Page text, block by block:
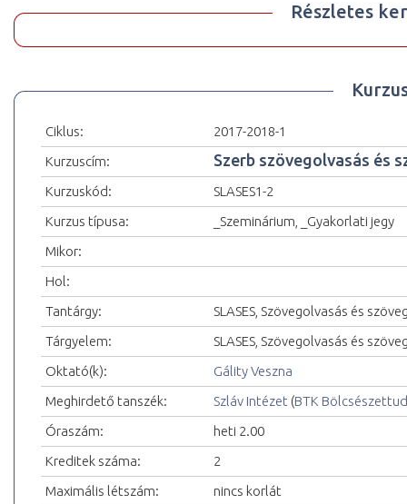
Részletes
Ciklus:
2017-2018-1
Kurzuscím:
Szerb szövegolvasás és
Kurzuskód:
SLASES1-2
Kurzus típusa:
_Szeminárium, _Gyakorlati jegy
Mikor:
Hol:
Tantárgy:
SLASES, Szövegolvasás és
Tárgyelem:
SLASES, Szövegolvasás és
Oktató(k):
Gálity Veszna
Meghirdető tanszék:
Szláv Intézet (BTK
Óraszám:
heti 2.00
Kreditek száma:
2
Maximális létszám:
nincs korlát